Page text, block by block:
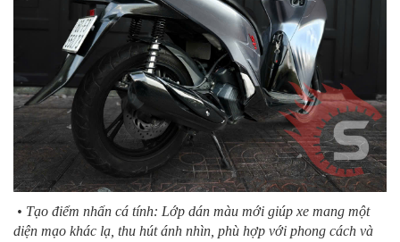
• Tạo điểm nhấn cá tính: Lớp dán màu mới giúp xe mang một
diện mạo khác lạ, thu hút ánh nhìn, phù hợp với phong cách và